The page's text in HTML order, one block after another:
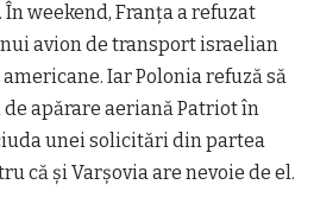
În weekend, Franța a refuzat
avion de transport israelian
Iar Polonia refuză să
apărare aeriană Patriot în
unei solicitări din partea
că și Varșovia are nevoie de el.